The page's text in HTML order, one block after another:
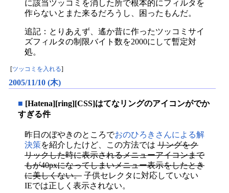
に該当ツッコミを消した所で根本的にフィルタを
作らないとまた来るだろうし、困ったもんだ。
追記：とりあえず、遙か昔に作ったツッコミサイ
ズフィルタの制限バイト数を2000にして暫定対
処。
[ツッコミを入れる]
2005/11/10 (木)
■ [Hatena][ring][CSS]はてなリングのアイコンがでか
すぎる件
昨日のぼやきのところでおのひろきさんによる解
決策を紹介したけど、この方法では リングをク
リックした時に表示されるメニューアイコンまで
もが40pxになってしまいメニュー表示をしたとき
に美しくない。 子供セレクタに対応していない
IEでは正しく表示されない。